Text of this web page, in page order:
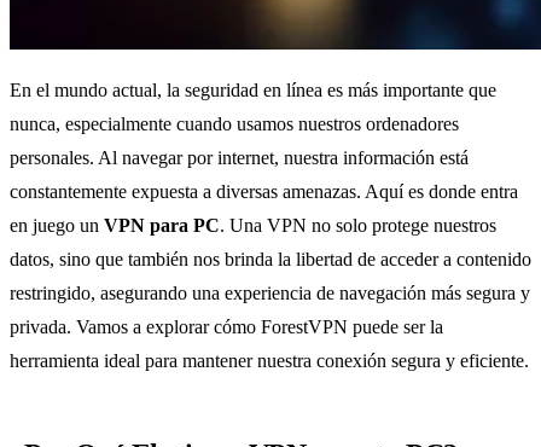
En el mundo actual, la seguridad en línea es más importante que
nunca, especialmente cuando usamos nuestros ordenadores
personales. Al navegar por internet, nuestra información está
constantemente expuesta a diversas amenazas. Aquí es donde entra
en juego un VPN para PC. Una VPN no solo protege nuestros
datos, sino que también nos brinda la libertad de acceder a contenido
restringido, asegurando una experiencia de navegación más segura y
privada. Vamos a explorar cómo ForestVPN puede ser la
herramienta ideal para mantener nuestra conexión segura y eficiente.